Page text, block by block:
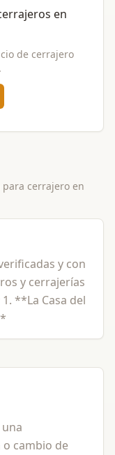
en
de cerrajero
para cerrajeroen
y con
y cerrajerías
**La Casa del
cambio de